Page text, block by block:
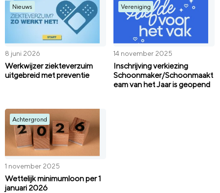
Nieuws
8 juni 2026
Werkwijzer ziekteverzuim
uitgebreid met preventie
Vereniging
14 november 2025
Inschrijving verkiezing
Schoonmaker/Schoonmaakt
eam van het Jaar is geopend
Achtergrond
1 november 2025
Wettelijk minimumloon per 1
januari 2026